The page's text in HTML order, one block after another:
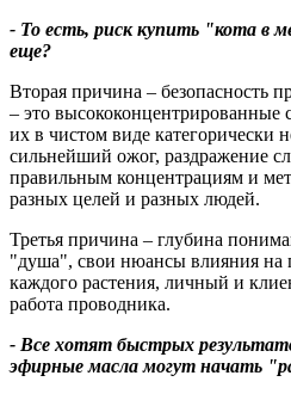
- То есть, риск купить "кота в
еще?
Вторая причина – безопасность
– это высококонцентрированные
их в чистом виде категорически
сильнейший ожог, раздражение
правильным концентрациям и
разных целей и разных людей.
Третья причина – глубина
"душа", свои нюансы влияния на
каждого растения, личный и
работа проводника.
- Все хотят быстрых
эфирные масла могут начать